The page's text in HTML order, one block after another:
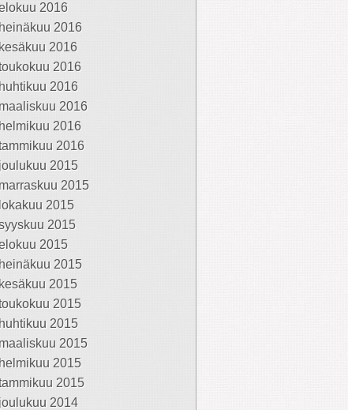
2016
heinäkuu 2016
kesäkuu 2016
2016
huhtikuu 2016
maaliskuu 2016
helmikuu 2016
2016
joulukuu 2015
marraskuu 2015
lokakuu 2015
2015
2015
heinäkuu 2015
kesäkuu 2015
2015
huhtikuu 2015
maaliskuu 2015
helmikuu 2015
2015
joulukuu 2014